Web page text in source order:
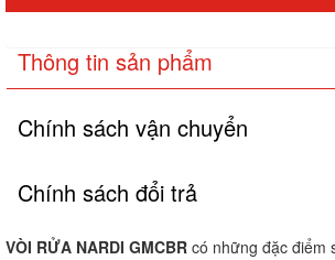
Thông tin sản phẩm
Chính sách vận chuyển
Chính sách đổi trả
VÒI RỬA NARDI GMCBR có những đặc điểm